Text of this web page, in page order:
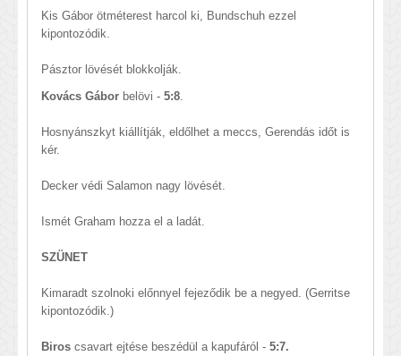
Kis Gábor ötméterest harcol ki, Bundschuh ezzel
kipontozódik.
Pásztor lövését blokkolják.
Kovács Gábor belövi - 5:8
Hosnyánszkyt kiállítják, eldőlhet a meccs, Gerendás időt is
kér.
Decker védi Salamon nagy lövését.
Ismét Graham hozza el a ladát.
SZÜNET
Kimaradt szolnoki előnnyel fejeződik be a negyed. (Gerritse
kipontozódik.)
Biros csavart ejtése beszédül a kapufáról - 5:7.